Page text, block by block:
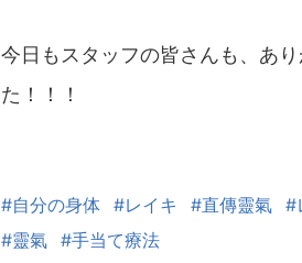
今日もスタッフの皆さんも、あ
た！！！
#自分の身体 #レイキ #直傳靈氣 #
#靈氣 #手当て療法